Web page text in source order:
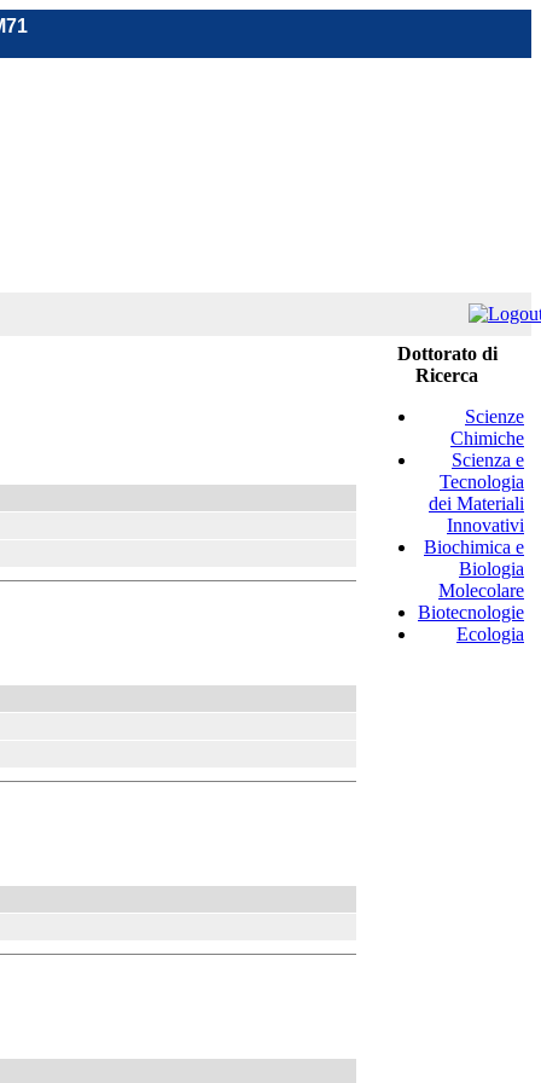
Dottorato di
Ricerca
Scienze
Chimiche
Scienza e
Tecnologia
dei Materiali
Innovativi
Biochimica e
Biologia
Molecolare
Biotecnologie
Ecologia